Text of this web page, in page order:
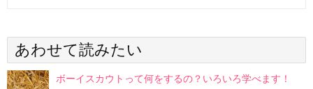
あわせて読みたい
ボーイスカウトって何をするの？いろいろ学べます！